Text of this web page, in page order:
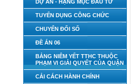
DỰ ÁN - HẠNG MỤC ĐẦU TƯ
TUYỂN DỤNG CÔNG CHỨC
CHUYỂN ĐỔI SỐ
ĐỀ ÁN 06
BẢNG NIÊM YẾT TTHC THUỘC
PHẠM VI GIẢI QUYẾT CỦA QUẬN
CẢI CÁCH HÀNH CHÍNH